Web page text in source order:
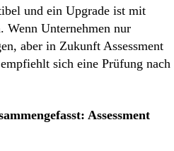
und ein Upgrade ist mit
Wenn Unternehmen nur
aber in Zukunft Assessment
sich eine Prüfung nach
Assessment